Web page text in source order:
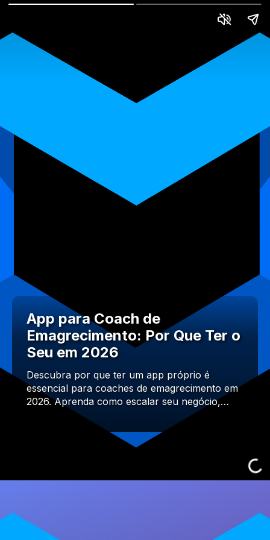
App para Coach de
Emagrecimento: Por Que Ter o
Seu em 2026
Descubra por que ter um app próprio é
essencial para coaches de emagrecimento em
2026. Aprenda como escalar seu negócio,…